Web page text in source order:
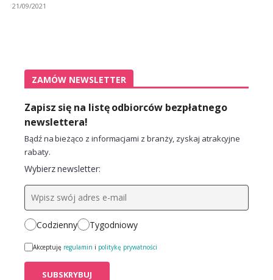
21/09/2021
ZAMÓW NEWSLETTER
Zapisz się na listę odbiorców bezpłatnego
newslettera!
Bądź na bieżąco z informacjami z branży, zyskaj atrakcyjne
rabaty.
Wybierz newsletter:
Codzienny Tygodniowy
Akceptuję regulamin i politykę prywatności